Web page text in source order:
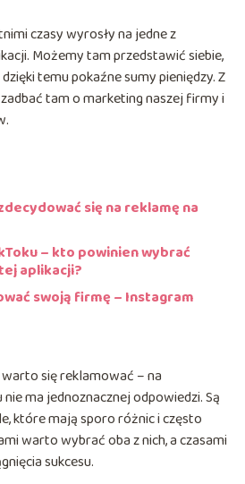
czasy wyrosły na jedne z
Możemy tam przedstawić siebie,
temu pokaźne sumy pieniędzy. Z
tam o marketing naszej firmy i
się na reklamę na
– kto powinien wybrać
aplikacji?
swoją firmę – Instagram
warto się reklamować – na
ma jednoznacznej odpowiedzi. Są
które mają sporo różnic i często
warto wybrać oba z nich, a czasami
sukcesu.